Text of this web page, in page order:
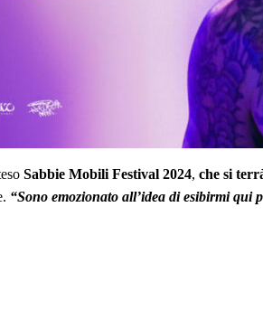
Sabbie Mobili Festival 2024, che si
“Sono emozionato all’idea di esibirmi qui